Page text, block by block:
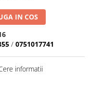
IN COS
/ 0751017741
informatii